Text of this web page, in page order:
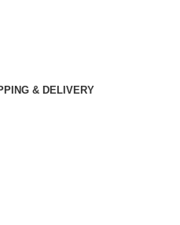
& DELIVERY